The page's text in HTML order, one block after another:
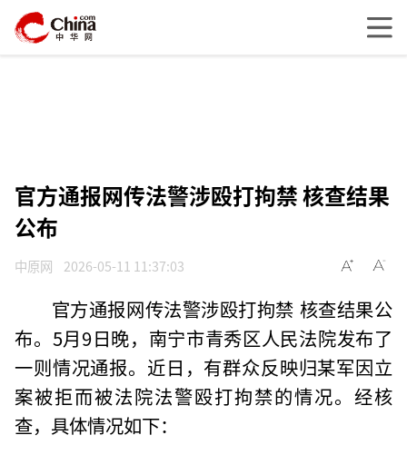
官方通报网传法警涉殴打拘禁 核查结果
公布
中原网 2026-05-11 11:37:03
官方通报网传法警涉殴打拘禁 核查结果公
布。5月9日晚，南宁市青秀区人民法院发布了
一则情况通报。近日，有群众反映归某军因立
案被拒而被法院法警殴打拘禁的情况。经核
查，具体情况如下：